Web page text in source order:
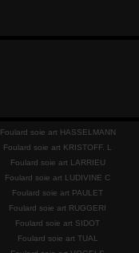
Foulard soie art HASSELMANN
Foulard soie art KRISTOFF. L
Foulard soie art LARRIEU
Foulard soie art LUDIVINE C
Foulard soie art PAULET
Foulard soie art RUGGERI
Foulard soie art SIDOT
Foulard soie art TUAL